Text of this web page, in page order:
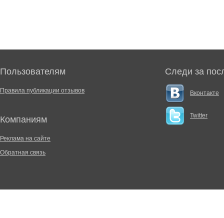
Пользователям
Правила публикации отзывов
Компаниям
Реклама на сайте
Обратная связь
Следи за
Вконтакте
Twitter